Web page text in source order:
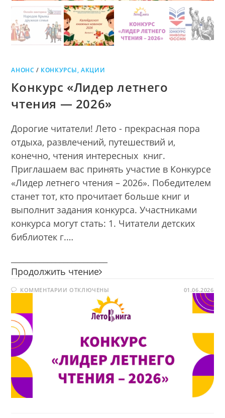
АНОНС / КОНКУРСЫ, АКЦИИ
Конкурс «Лидер летнего
чтения — 2026»
Дорогие читатели! Лето - прекрасная пора
отдыха, развлечений, путешествий и,
конечно, чтения интересных книг.
Приглашаем вас принять участие в Конкурсе
«Лидер летнего чтения – 2026». Победителем
станет тот, кто прочитает больше книг и
выполнит задания конкурса. Участниками
конкурса могут стать: 1. Читатели детских
библиотек г.…
Продолжить чтение Конкурс
летнего
чтения
—
2026»
КОММЕНТАРИИ К
КОНКУРС
«ЛИДЕР
ЛЕТНЕГО
ЧТЕНИЯ
2026»
ОТКЛЮЧЕНЫ 01.06.2026